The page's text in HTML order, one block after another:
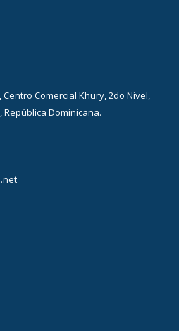
Centro Comercial Khury, 2do Nivel,
República Dominicana.